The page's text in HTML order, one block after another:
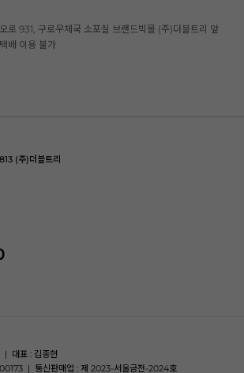
로 931, 구로우체국 소포실 브랜드빅몰 (주)더블트리 앞
배 이용 불가
(주)더블트리
| 대표 : 김종현
| 통신판매업 : 제 2023-서울금천-2024호